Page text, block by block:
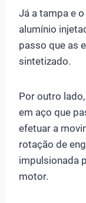
Já a tampa e
alumínio
passo que as
sintetizado.
Por outro
em aço que
efetuar a
rotação de
impulsionada
motor.